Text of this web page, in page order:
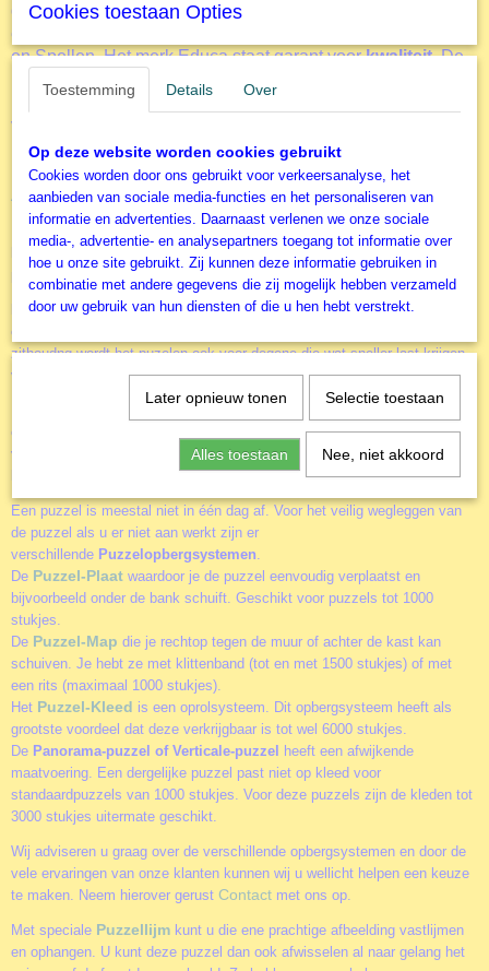
gedistribueerd inmeer dan 75 landen
en is daarmee een
en Spellen. Het merk Educa staat garant voorkwaliteit. De
voor
van Educa van 1.500 stukjes
Accessoires
Door het gebruik van de diverse accessoires kun je het puzzelen nog
leuker maken. Of je nu alleen of samen aan een puzzel werkt. Of je
puzzels vaker wil maken of juist aan de muur wil hangen.
NIEUW dePuzzel-ezel. Dit geweldige hulpmiddel voor het zeer
comfortabel in elkaar leggen van een legpuzzel. Door een rechtere
zithoudng wordt het puzelen ook voor degene die wat sneller last krijgen
van nek, schouders of rug een stuk prettiger
puzzel-sorteerbakje
een verpakking). Alle stukjes netjes gesorteerd zodat je deze niet in een
volle doos hoeft te zoeken en de deksel met de afbeelding als voorbeeld
Een puzzel is meestal niet in één dag af. Voor het veilig wegleggen van
de puzzel als u er niet aan werkt zijn er
verschillende Puzzelopbergsystemen.
De Puzzel-Plaat waardoor je de puzzel eenvoudig verplaatst en
bijvoorbeeld onder de bank schuift. Geschikt voor puzzels tot 1000
stukjes.
De Puzzel-Map die je rechtop tegen de muur of achter de kast kan
schuiven. Je hebt ze met klittenband (tot en met 1500 stukjes) of met
een rits (maximaal 1000 stukjes).
Het Puzzel-Kleed is een oprolsysteem. Dit opbergsysteem heeft als
grootste voordeel dat deze verkrijgbaar is tot wel 6000 stukjes.
De Panorama-puzzel of Verticale-puzzel
heeft een afwijkende
maatvoering. Een dergelijke puzzel past niet op kleed voor
standaardpuzzels van 1000 stukjes. Voor deze puzzels zijn de kleden tot
3000 stukjes uitermate geschikt.
Wij adviseren u graag over de verschillende opbergsystemen en door de
vele ervaringen van onze klanten kunnen wij u wellicht helpen een keuze
te maken. Neem hierover gerust Contact met ons op.
Met speciale Puzzellijm kunt u die ene prachtige afbeelding vastlijmen
en ophangen. U kunt deze puzzel dan ook afwisselen al naar gelang het
Cookies toestaan Opties
Toestemming Details Over
Op deze website worden cookies gebruikt
Cookies worden door ons gebruikt voor verkeersanalyse, het
aanbieden van sociale media-functies en het personaliseren van
informatie en advertenties. Daarnaast verlenen we onze sociale
media-, advertentie- en analysepartners toegang tot informatie over
hoe u onze site gebruikt. Zij kunnen deze informatie gebruiken in
combinatie met andere gegevens die zij mogelijk hebben verzameld
door uw gebruik van hun diensten of die u hen hebt verstrekt.
Later opnieuw tonen Selectie toestaan
Alles toestaan Nee, niet akkoord